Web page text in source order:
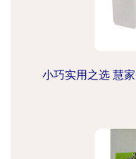
小巧实用之选 慧